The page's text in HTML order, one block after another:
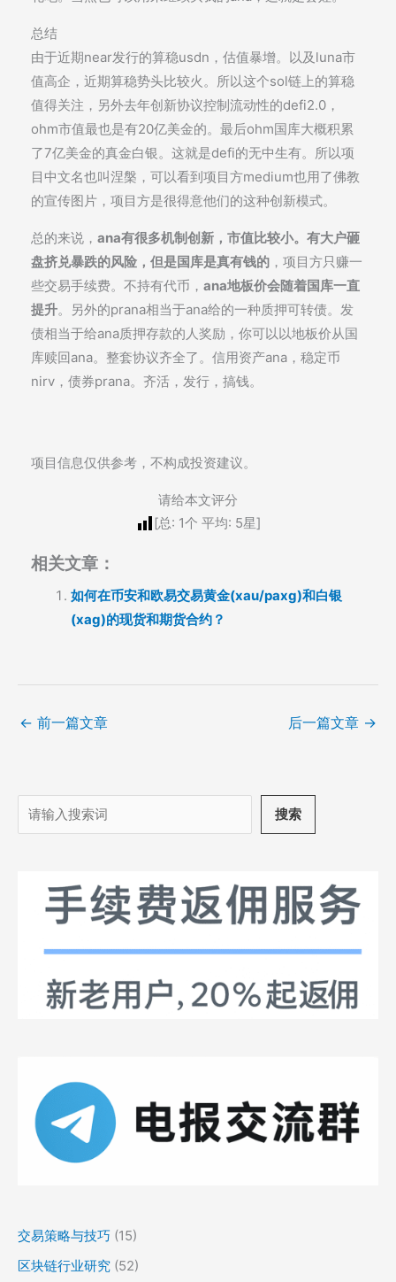
总结
由于近期near发行的算稳usdn，估值暴增。以及luna市
值高企，近期算稳势头比较火。所以这个sol链上的算稳
值得关注，另外去年创新协议控制流动性的defi2.0，
ohm市值最也是有20亿美金的。最后ohm国库大概积累
了7亿美金的真金白银。这就是defi的无中生有。所以项
目中文名也叫涅槃，可以看到项目方medium也用了佛教
的宣传图片，项目方是很得意他们的这种创新模式。
总的来说， ana有很多机制创新，市值比较小。有大户砸
盘挤兑暴跌的风险，但是国库是真有钱的 ，项目方只赚一
些交易手续费。不持有代币， ana地板价会随着国库一直
提升。另外的prana相当于ana给的一种质押可转债。发
债相当于给ana质押存款的人奖励，你可以以地板价从国
库赎回ana。整套协议齐全了。信用资产ana，稳定币
nirv，债券prana。齐活，发行，搞钱。
项目信息仅供参考，不构成投资建议。
请给本文评分
[总: 1个 平均: 5星]
相关文章：
如何在币安和欧易交易黄金(xau/paxg)和白银
(xag)的现货和期货合约？
← 前一篇文章 后一篇文章 →
搜
索
搜索
交易策略与技巧 (15)
区块链行业研究 (52)